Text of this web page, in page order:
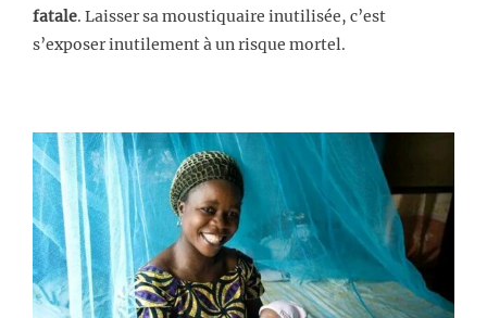
fatale. Laisser sa moustiquaire inutilisée, c’est
s’exposer inutilement à un risque mortel.